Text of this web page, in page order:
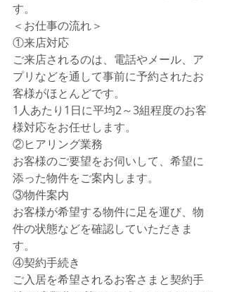
す。
＜お仕事の流れ＞
①来店対応
ご来店されるのは、電話やメール、ア
プリなどを通して事前に予約されたお
客様がほとんどです。
1人あたり1日に平均2～3組程度のお客
様対応をお任せします。
②ヒアリング業務
お客様のご要望をお伺いして、希望に
添った物件をご案内します。
③物件案内
お客様が希望する物件に足を運び、物
件の状態などを確認していただきま
す。
④契約手続き
ご入居を希望されるお客さまと契約手